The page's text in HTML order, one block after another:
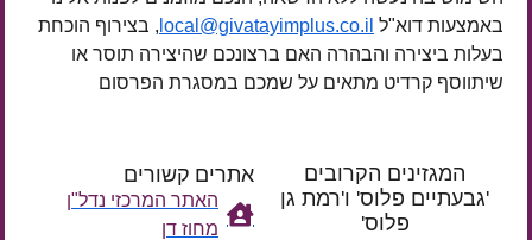
באמצעות דוא"ל local@givatayimplus.co.il , בצירוף הוכחת
בעלות ביצירה והבהרה האם ברצונכם שהיצירה תוסר או
שיתווסף קרדיט מתאים על שמכם במסגרת הפרסום
המגזינים הקרובים
'גבעתיים פלוס' ו'רמת גן
פלוס'
אתרים קשורים
האתר המרכזי נדל"ן
מחוז דן